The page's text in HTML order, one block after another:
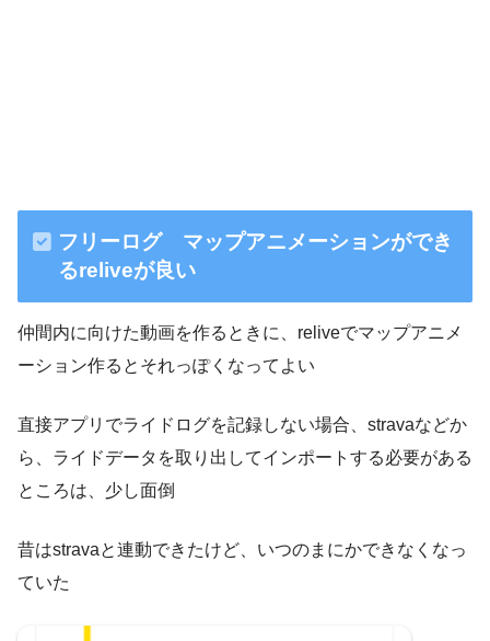
フリーログ マップアニメーションができ
るreliveが良い
仲間内に向けた動画を作るときに、reliveでマップアニメ
ーション作るとそれっぽくなってよい
直接アプリでライドログを記録しない場合、stravaなどか
ら、ライドデータを取り出してインポートする必要がある
ところは、少し面倒
昔はstravaと連動できたけど、いつのまにかできなくなっ
ていた